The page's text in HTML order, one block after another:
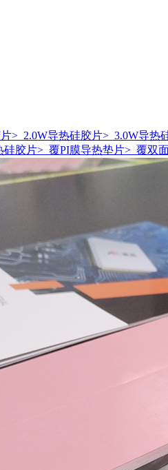
> 2.0W导热硅胶片> 3.0W导热
硅胶片> 覆PI膜导热垫片> 覆双